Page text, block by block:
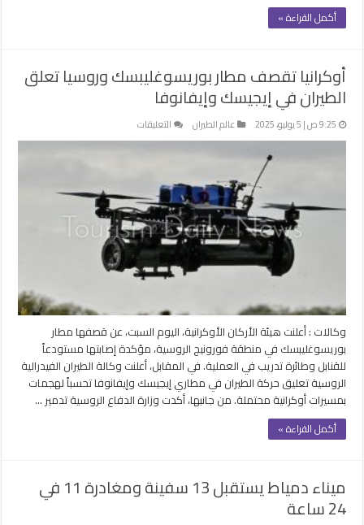
أكمل القراءة »
أوكرانيا تقصف مطار بوريسوغليبسك وروسيا تعلق
الطيران في إيجيسك وإيفانوفا
9:25 ص | 5 يوليو، 2025 عالم الطيران التعليقات
أوكرانيا
بوريسوغليبسك
وروسيا
تعلق
الطيران
في
إيجيسك
وكالات : أعلنت هيئة الأركان الأوكرانية، اليوم السبت، عن قصفها مطار
بوريسوغليبسك في منطقة فورونيج الروسية، مؤكدة إصابتها مستودعاً
للقنابل وطائرة تدريب في العملية. في المقابل، أعلنت وكالة الطيران الفيدرالية
الروسية تعليق حركة الطيران في مطاري إيجيسك وإيفانوفا تحسباً لهجمات
بمسيرات أوكرانية محتملة. من جانبها، أكدت وزارة الدفاع الروسية تدمير …
أكمل القراءة »
ميناء دمياط يستقبل 13 سفينة ومغادرة 11 في
24 ساعة